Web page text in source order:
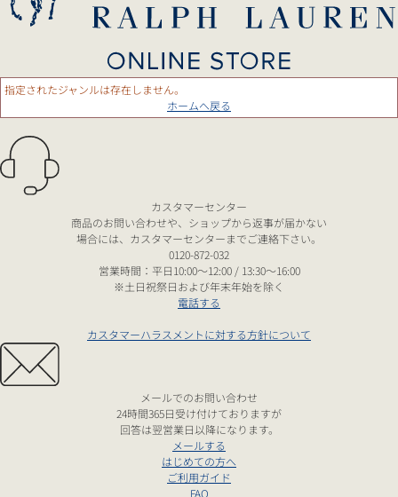
指定されたジャンルは存在しません。
ホームへ戻る
カスタマーセンター
商品のお問い合わせや、ショップから返事が届かない
場合には、カスタマーセンターまでご連絡下さい。
0120-872-032
営業時間：平日10:00～12:00 / 13:30～16:00
※土日祝祭日および年末年始を除く
電話する
カスタマーハラスメントに対する方針について
メールでのお問い合わせ
24時間365日受け付けておりますが
回答は翌営業日以降になります。
メールする
はじめての方へ
ご利用ガイド
FAQ